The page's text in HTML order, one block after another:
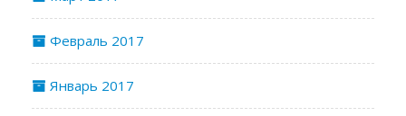
Февраль 2017
Январь 2017